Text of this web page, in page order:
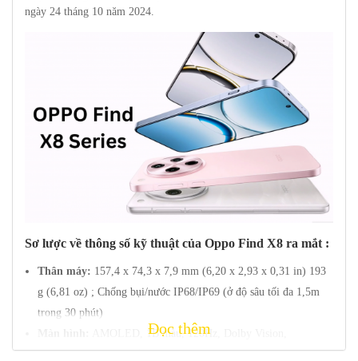
ngày 24 tháng 10 năm 2024.
Sơ lược về thông số kỹ thuật của Oppo Find X8 ra mắt :
Thân máy: 157,4 x 74,3 x 7,9 mm (6,20 x 2,93 x 0,31 in) 193
g (6,81 oz) ; Chống bụi/nước IP68/IP69 (ở độ sâu tối đa 1,5m
trong 30 phút)
AMOLED, 1B màu, 120Hz, Dolby Vision,
HDR10+, 800 nits (điển hình), 1600 nits (HBM), 4500 nits
Đọc thêm